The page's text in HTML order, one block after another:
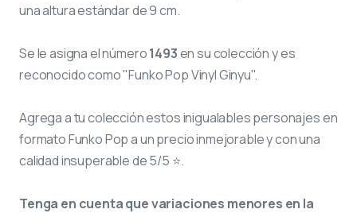
una altura estándar de 9 cm.
Se le asigna el número1493en su colección y es
reconocido como "Funko Pop Vinyl Ginyu".
Agrega a tu colección estos inigualables personajes en
formato Funko Pop a un precio inmejorable y con una
calidad insuperable de 5/5 ⭐.
Tenga en cuenta que variaciones menores en la